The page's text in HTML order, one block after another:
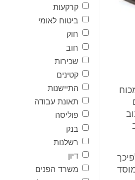
קרקעות
ביטוח לאומי
חוק
חוב
שכירות
קטינים
התיישנות
תאונת עבודה
פוליסה
בנק
רשלנות
דיון
משרד הפנים